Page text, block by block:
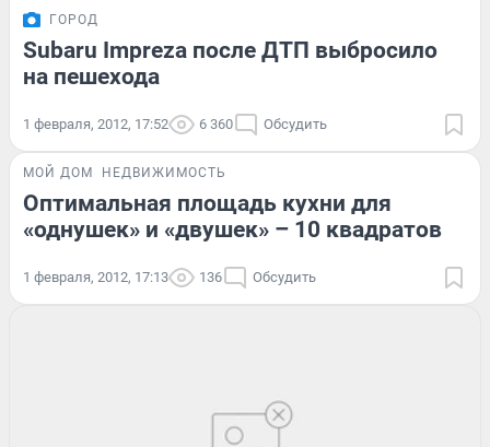
ГОРОД
Subaru Impreza после ДТП выбросило
на пешехода
1 февраля, 2012, 17:52 6 360 Обсудить
МОЙ ДОМ НЕДВИЖИМОСТЬ
Оптимальная площадь кухни для
«однушек» и «двушек» – 10 квадратов
1 февраля, 2012, 17:13 136 Обсудить